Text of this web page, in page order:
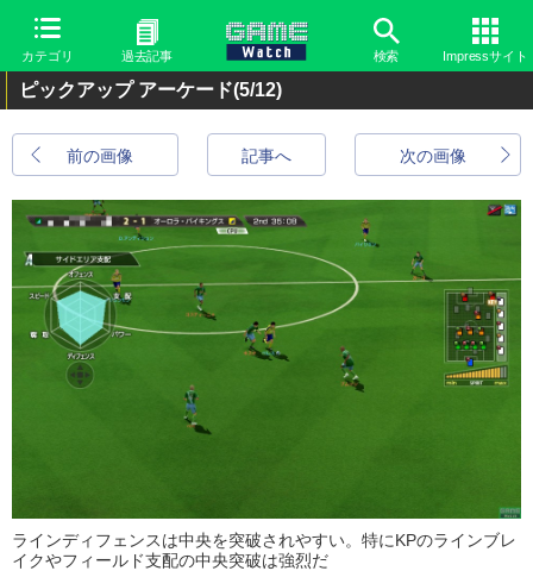
カテゴリ 過去記事 検索 Impressサイト
ピックアップ アーケード(5/12)
前の画像 次の画像
記事へ
ラインディフェンスは中央を突破されやすい。特にKPのラインブレ
イクやフィールド支配の中央突破は強烈だ